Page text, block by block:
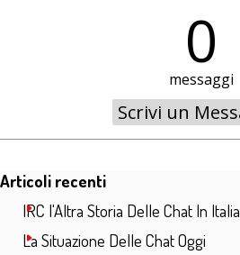
0
messaggi
Salta blocco Articoli recenti
Articoli recenti
IRC l'Altra Storia Delle Chat In Italia
La Situazione Delle Chat Oggi